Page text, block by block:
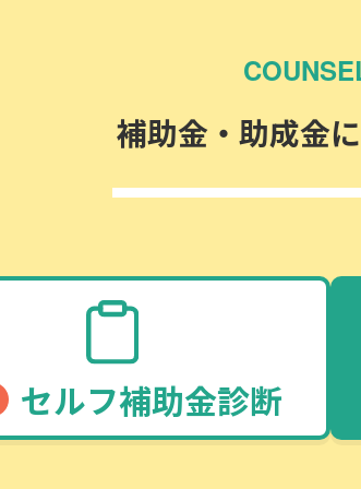
補助金・助成金
セルフ補助金診断